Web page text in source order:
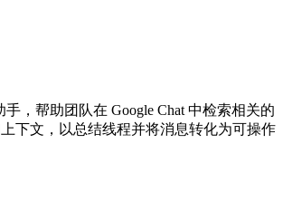
手，帮助团队在 Google Chat 中检索相关的
下文，以总结线程并将消息转化为可操作